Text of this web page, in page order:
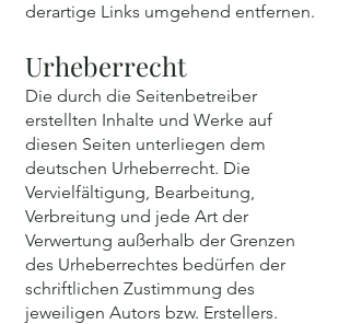
derartige Links umgehend entfernen.
Urheberrecht
Die durch die Seitenbetreiber
erstellten Inhalte und Werke auf
diesen Seiten unterliegen dem
deutschen Urheberrecht. Die
Vervielfältigung, Bearbeitung,
Verbreitung und jede Art der
Verwertung außerhalb der Grenzen
des Urheberrechtes bedürfen der
schriftlichen Zustimmung des
jeweiligen Autors bzw. Erstellers.